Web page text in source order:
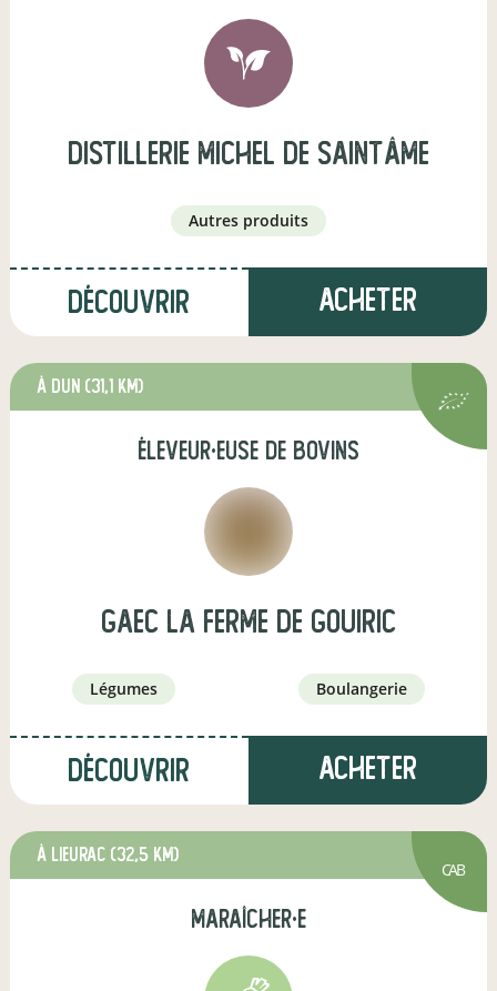
Distillerie Michel de SaintÂme
autres produits
Découvrir Acheter
à Dun (31,1 km)
éleveur·euse de bovins
GAEC LA FERME DE GOUIRIC
légumes boulangerie
Découvrir Acheter
à Lieurac (32,5 km)
CAB
maraîcher·e